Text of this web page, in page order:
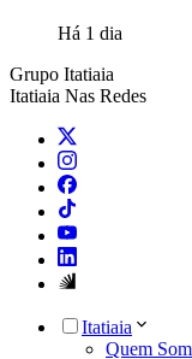
Há 1 dia
Grupo Itatiaia
Itatiaia Nas Redes
Itatiaia
Quem